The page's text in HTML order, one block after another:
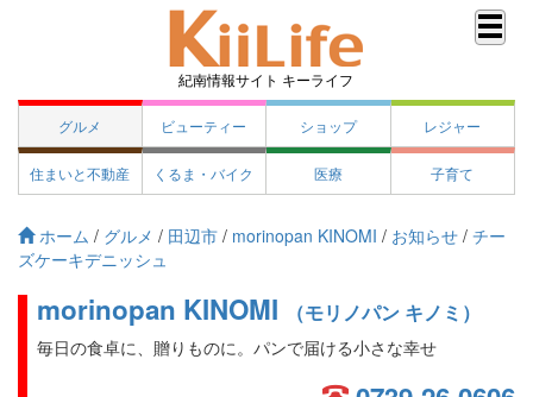
紀南情報サイト キーライフ
グルメ ビューティー ショップ レジャー
住まいと不動産 くるま・バイク 医療 子育て
ホーム / グルメ / 田辺市 / morinopan KINOMI / お知らせ / チー
ズケーキデニッシュ
morinopan KINOMI （モリノパン キノミ）
毎日の食卓に、贈りものに。パンで届ける小さな幸せ